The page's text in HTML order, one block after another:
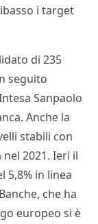
i target
di 235
seguito
Sanpaolo
Anche la
stabili con
2021. Ieri il
5,8% in linea
che ha
europeo si è